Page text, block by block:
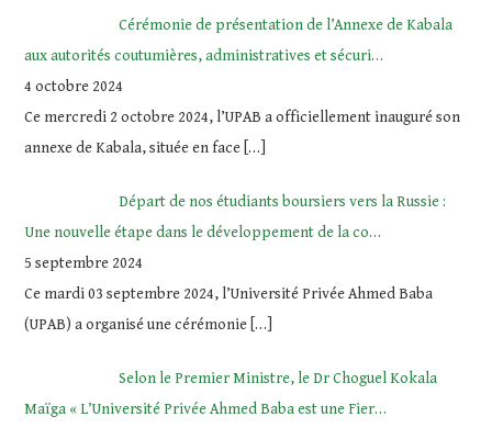
Cérémonie de présentation de l’Annexe de Kabala
aux autorités coutumières, administratives et sécuri…
4 octobre 2024
Ce mercredi 2 octobre 2024, l’UPAB a officiellement inauguré son
annexe de Kabala, située en face […]
Départ de nos étudiants boursiers vers la Russie :
Une nouvelle étape dans le développement de la co…
5 septembre 2024
Ce mardi 03 septembre 2024, l’Université Privée Ahmed Baba
(UPAB) a organisé une cérémonie […]
Selon le Premier Ministre, le Dr Choguel Kokala
Maïga « L’Université Privée Ahmed Baba est une Fier…